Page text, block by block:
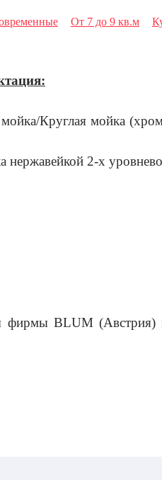
От 7 до 9 кв.м
Круглая мойка
2-х
фирмы BLUM (Австрия)